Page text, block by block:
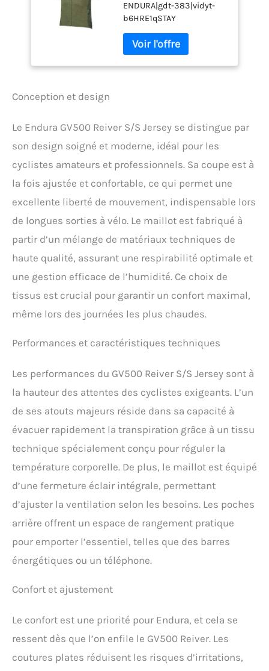
ENDURA|gdt-383|vidyt-
b6HRE1qSTAY
Conception et design
Le Endura GV500 Reiver S/S Jersey se distingue par
son design soigné et moderne, idéal pour les
cyclistes amateurs et professionnels. Sa coupe est à
la fois ajustée et confortable, ce qui permet une
excellente liberté de mouvement, indispensable lors
de longues sorties à vélo. Le maillot est fabriqué à
partir d’un mélange de matériaux techniques de
haute qualité, assurant une respirabilité optimale et
une gestion efficace de l’humidité. Ce choix de
tissus est crucial pour garantir un confort maximal,
même lors des journées les plus chaudes.
Performances et caractéristiques techniques
Les performances du GV500 Reiver S/S Jersey sont à
la hauteur des attentes des cyclistes exigeants. L’un
de ses atouts majeurs réside dans sa capacité à
évacuer rapidement la transpiration grâce à un tissu
technique spécialement conçu pour réguler la
température corporelle. De plus, le maillot est équipé
d’une fermeture éclair intégrale, permettant
d’ajuster la ventilation selon les besoins. Les poches
arrière offrent un espace de rangement pratique
pour emporter l’essentiel, telles que des barres
énergétiques ou un téléphone.
Confort et ajustement
Le confort est une priorité pour Endura, et cela se
ressent dès que l’on enfile le GV500 Reiver. Les
coutures plates réduisent les risques d’irritations,